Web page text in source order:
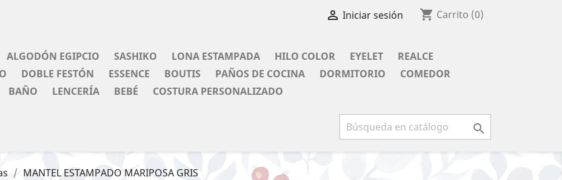
 Iniciar sesión shopping_cart Carrito (0)
ALGODÓN EGIPCIO SASHIKO LONA ESTAMPADA HILO COLOR EYELET
REALCE
DOBLE FESTÓN ESSENCE BOUTIS PAÑOS DE COCINA DORMITORIO
COMEDOR
BAÑO LENCERÍA BEBÉ COSTURA PERSONALIZADO

MANTEL ESTAMPADO MARIPOSA GRIS